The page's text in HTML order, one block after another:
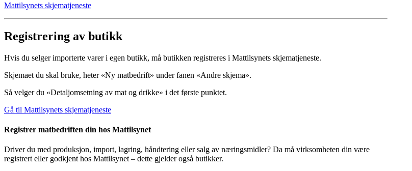
Mattilsynets skjematjeneste
Registrering av butikk
Hvis du selger importerte varer i egen butikk, må butikken registreres i Mattilsynets skjematjeneste.
Skjemaet du skal bruke, heter «Ny matbedrift» under fanen «Andre skjema».
Så velger du «Detaljomsetning av mat og drikke» i det første punktet.
Gå til Mattilsynets skjematjeneste
Registrer matbedriften din hos Mattilsynet
Driver du med produksjon, import, lagring, håndtering eller salg av næringsmidler? Da må virksomheten din være
registrert eller godkjent hos Mattilsynet – dette gjelder også butikker.